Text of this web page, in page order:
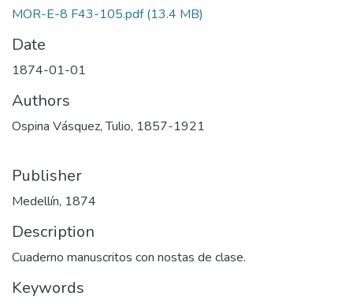
MOR-E-8 F43-105.pdf(13.4 MB)
Date
1874-01-01
Authors
Ospina Vásquez, Tulio, 1857-1921
Publisher
Medellín, 1874
Description
Cuaderno manuscritos con nostas de clase.
Keywords